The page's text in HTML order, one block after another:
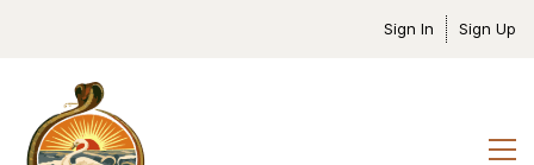
Sign In Sign Up